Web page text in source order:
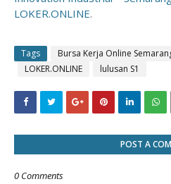
LOKER.ONLINE.
Tags Bursa Kerja Online
LOKER.ONLINE
lulusan S1
POST A
0 Comments